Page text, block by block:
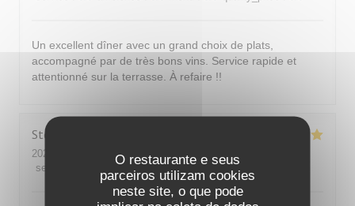
O restaurante e seus
parceiros utilizam cookies
neste site, o que pode
Un excellent dîner avec un grand choix de plats,
accompagné par de très bons vins. Service rapide et
attentionné sur la terrasse. À refaire !!
Stephane
2026-08-08
- 19:15 - guests 2
service
ambience: 5/5 menu: 4 /5 quality_price